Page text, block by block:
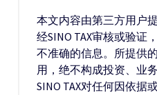
本文内容由第三方用户
经SINO TAX审核或验证
不准确的信息。所提供
用，绝不构成投资、业
SINO TAX对任何因依据